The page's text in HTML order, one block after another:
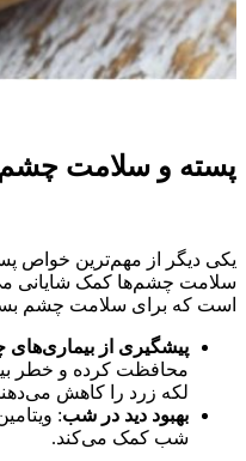
پسته و سلامت
یکی دیگر از مهم‌ترین خواص
سلامت چشم‌ها کمک شایانی
است که برای سلامت چشم
پیشگیری از
محافظت کرده و خطر
لکه زرد را کاهش
بهبود دید در شب
شب کمک می‌کند.